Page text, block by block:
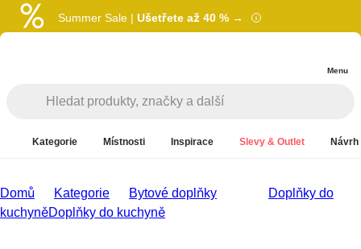
Summer Sale | Ušetřete až 40 % →
Menu
Kategorie Místnosti Inspirace Slevy & Outlet
Domů Kategorie Bytové doplňky
Doplňky do
kuchyněDoplňky do kuchyně